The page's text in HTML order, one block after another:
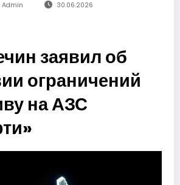
Admin 30.06.2026
заявил об
ограничений
на АЗС